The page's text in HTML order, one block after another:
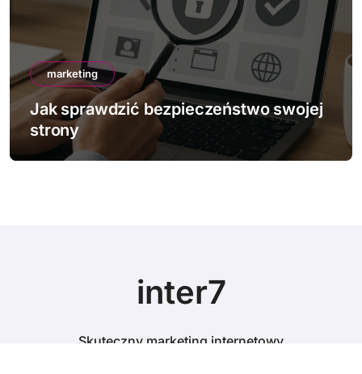
marketing
Jak sprawdzić bezpieczeństwo swojej
strony
inter7
Skuteczny marketing internetowy